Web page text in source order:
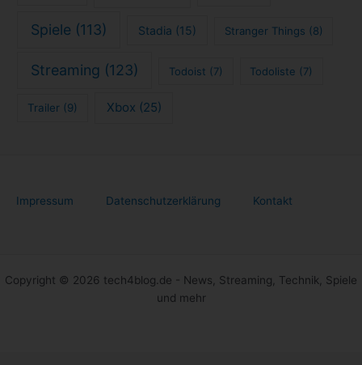
Spiele (113) Stadia (15) Stranger Things (8)
Streaming (123) Todoist (7) Todoliste (7)
Trailer (9) Xbox (25)
Impressum Datenschutzerklärung Kontakt
Copyright © 2026 tech4blog.de - News, Streaming, Technik, Spiele
und mehr